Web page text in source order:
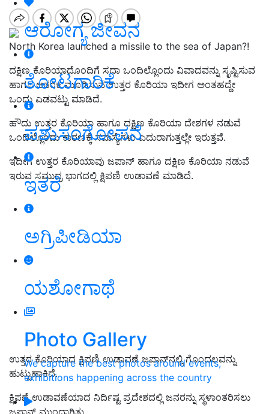
ಆರೋಗ್ಯ ಜೀವನ
ತೋಟಗಾರಿಕೆ
ಪಶುಸಂಗೋಪನೆ
ಇತರೆ
ಅಗ್ರಿಪೀಡಿಯಾ
ಯಶೋಗಾಥೆ
Photo Gallery
We capture the best photos around events,
exhibitions happening across the country
North Korea launched a missile to the sea of Japan?!
ದಕ್ಷಿಣ ಕೊರಿಯಾದೊಂದಿಗೆ ಸದಾ ಒಂದಿಲ್ಲೊಂದು ವಿವಾದವನ್ನು ಸೃಷ್ಟಿಸುವ
ಹಾಗೂ ಆತಂಕ ಮೂಡಿಸುವ ಉತ್ತರ ಕೊರಿಯಾ ಇದೀಗ ಅಂತಹದ್ದೇ
ಒಂದು ಎಡವಟ್ಟು ಮಾಡಿದೆ.
ಹೌದು ಉತ್ತರ ಕೊರಿಯಾ ಹಾಗೂ ದಕ್ಷಿಣ ಕೊರಿಯಾ ದೇಶಗಳ ನಡುವೆ
ಒಂದಿಲ್ಲೊಂದು ಕಾರಣಕ್ಕೆ ಸಮಸ್ಯೆಗಳು ಎದುರಾಗುತ್ತಲ್ಲೇ ಇರುತ್ತವೆ.
ಇದೀಗ ಉತ್ತರ ಕೊರಿಯಾವು ಜಪಾನ್‌ ಹಾಗೂ ದಕ್ಷಿಣ ಕೊರಿಯಾ ನಡುವೆ
ಇರುವ ಸಮುದ್ರ ಭಾಗದಲ್ಲಿ ಕ್ಷಿಪಣಿ ಉಡಾವಣೆ ಮಾಡಿದೆ.
ಉತ್ತರ ಕೊರಿಯಾದ ಕ್ಷಿಪಣಿ ಉಡಾವಣೆ ಜಪಾನ್‌ನಲ್ಲಿ ಗೊಂದಲವನ್ನು
ಹುಟ್ಟುಹಾಕಿದೆ.
ಕ್ಷಿಪಣೆ ಉಡಾವಣೆಯಾದ ನಿರ್ದಿಷ್ಟ ಪ್ರದೇಶದಲ್ಲಿ ಜನರನ್ನು ಸ್ಥಳಾಂತರಿಸಲು